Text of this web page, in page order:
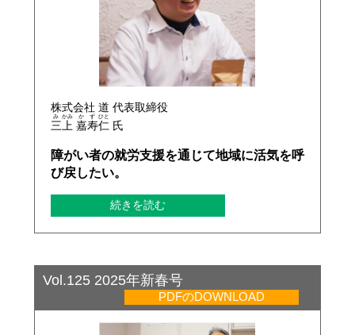
株式会社 道 代表取締役
三
み
上
かみ
嘉
か
寿
ず
仁
ひと
氏
障がい者の就労支援を通じて地域に活気を呼
び戻したい。
続きを読む
Vol.125 2025年新春号
PDFのDOWNLOAD